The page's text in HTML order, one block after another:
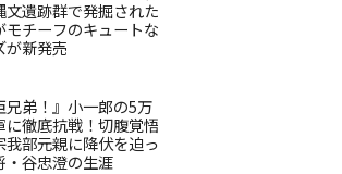
文遺跡群で発掘された
モチーフのキュートな
が新発売
兄弟！』小一郎の5万
に徹底抗戦！切腹覚悟
我部元親に降伏を迫っ
・谷忠澄の生涯